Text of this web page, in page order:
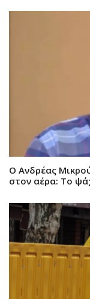
Ο Ανδρέας
στον αέρα: Το